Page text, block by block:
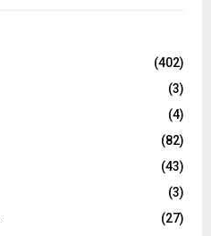
(402)
(3)
(4)
(82)
(43)
(3)
(27)